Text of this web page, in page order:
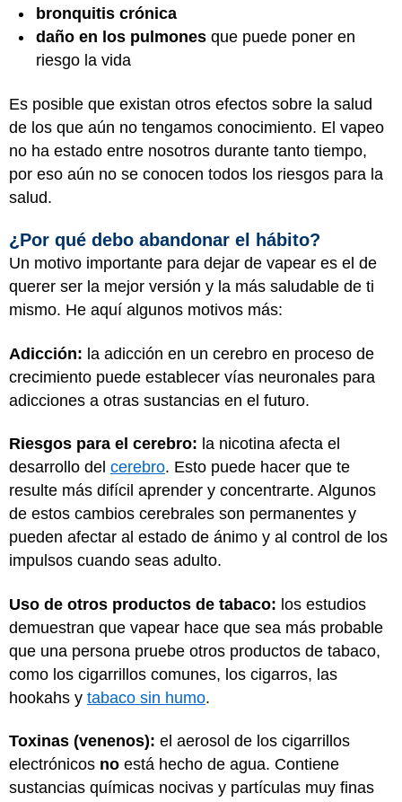
bronquitis crónica
daño en los pulmones que puede poner en
riesgo la vida
Es posible que existan otros efectos sobre la salud
de los que aún no tengamos conocimiento. El vapeo
no ha estado entre nosotros durante tanto tiempo,
por eso aún no se conocen todos los riesgos para la
salud.
¿Por qué debo abandonar el hábito?
Un motivo importante para dejar de vapear es el de
querer ser la mejor versión y la más saludable de ti
mismo. He aquí algunos motivos más:
Adicción: la adicción en un cerebro en proceso de
crecimiento puede establecer vías neuronales para
adicciones a otras sustancias en el futuro.
Riesgos para el cerebro: la nicotina afecta el
desarrollo del cerebro. Esto puede hacer que te
resulte más difícil aprender y concentrarte. Algunos
de estos cambios cerebrales son permanentes y
pueden afectar al estado de ánimo y al control de los
impulsos cuando seas adulto.
Uso de otros productos de tabaco: los estudios
demuestran que vapear hace que sea más probable
que una persona pruebe otros productos de tabaco,
como los cigarrillos comunes, los cigarros, las
hookahs y tabaco sin humo.
Toxinas (venenos): el aerosol de los cigarrillos
electrónicos no está hecho de agua. Contiene
sustancias químicas nocivas y partículas muy finas